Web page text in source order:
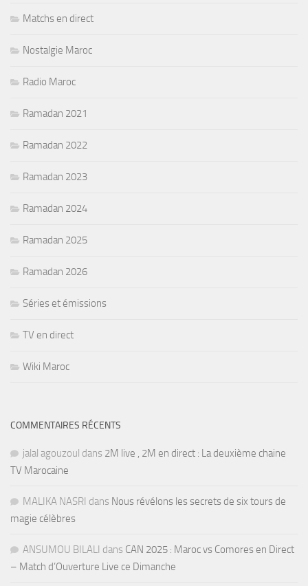
Matchs en direct
Nostalgie Maroc
Radio Maroc
Ramadan 2021
Ramadan 2022
Ramadan 2023
Ramadan 2024
Ramadan 2025
Ramadan 2026
Séries et émissions
TV en direct
Wiki Maroc
COMMENTAIRES RÉCENTS
jalal agouzoul dans 2M live , 2M en direct : La deuxième chaine
TV Marocaine
MALIKA NASRI dans Nous révélons les secrets de six tours de
magie célèbres
ANSUMOU BILALI dans CAN 2025 : Maroc vs Comores en Direct
– Match d’Ouverture Live ce Dimanche